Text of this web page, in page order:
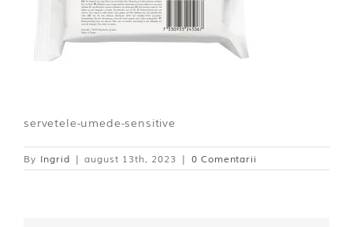
servetele-umede-sensitive
By Ingrid | august 13th, 2023 | 0 Comentarii